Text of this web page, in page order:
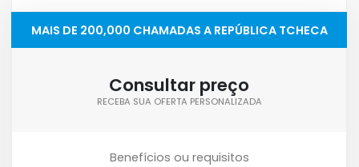
MAIS DE 200,000 CHAMADAS A REPÚBLICA TCHECA
Consultar preço
RECEBA SUA OFERTA PERSONALIZADA
Benefícios ou requisitos